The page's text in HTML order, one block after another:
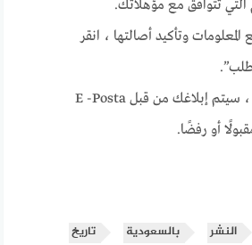
التي تتوافق مع مؤهلاتك.
وتأكيد أصالتها ، انقر
بعد إرسال طلبك ، سيتم إبلاغك من قبل E -Posta
أو رفضًا.
النشر بالسعودية
تاريخ